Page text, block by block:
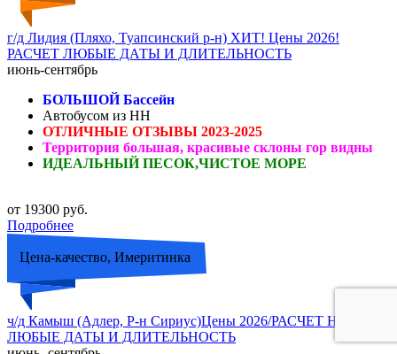
г/д Лидия (Пляхо, Туапсинский р-н) ХИТ! Цены 2026!
РАСЧЕТ ЛЮБЫЕ ДАТЫ И ДЛИТЕЛЬНОСТЬ
июнь-сентябрь
БОЛЬШОЙ Бассейн
Автобусом из НН
ОТЛИЧНЫЕ ОТЗЫВЫ 2023-2025
Территория большая, красивые склоны гор видны
ИДЕАЛЬНЫЙ ПЕСОК,ЧИСТОЕ МОРЕ
от 19300 руб.
Подробнее
Цена-качество, Имеритинка
ч/д Камыш (Адлер, Р-н Сириус)Цены 2026/РАСЧЕТ НА
ЛЮБЫЕ ДАТЫ И ДЛИТЕЛЬНОСТЬ